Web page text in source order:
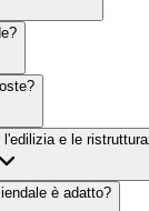
e le
è adatto?